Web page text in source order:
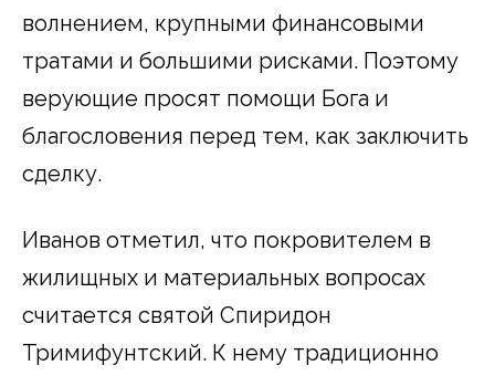
волнением, крупными финансовыми
тратами и большими рисками. Поэтому
верующие просят помощи Бога и
благословения перед тем, как заключить
сделку.
Иванов отметил, что покровителем в
жилищных и материальных вопросах
считается святой Спиридон
Тримифунтский. К нему традиционно